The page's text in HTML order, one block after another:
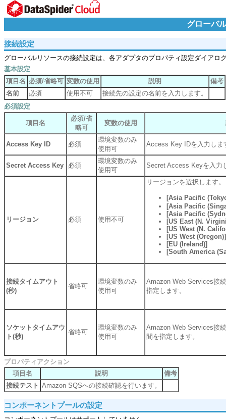
グローバ
接続設定
グローバルリソースの接続設定は、各アダプタのプロパティ設定ダイアロ
基本設定
項目名 必須/省略可 変数の使用 説明
備考
名前
必須 使用不可
接続先の設定の名前を入力します。
必須設定
項目名
必須/省
略可
変数の使用
Access Key ID 必須
環境変数のみ
使用可
Access Key IDを入力しま
Secret Access Key 必須
環境変数のみ
使用可
Secret Access Keyを入力
リージョン 必須 使用不可
リージョンを選択します。
[Asia Pacific
[Asia Pacific
[Asia Pacific
[US East (N.
[US West (N.
[US West (Oregon)]
[EU (Ireland)]
[South America
接続タイムアウト
(秒)
省略可
環境変数のみ
使用可
Amazon Web Services接
指定します。
ソケットタイムアウ
ト(秒)
省略可
環境変数のみ
使用可
Amazon Web Services接
間を指定します。
プロパティアクション
項目名
説明
備考
接続テスト Amazon SQSへの接続確認を行います。
コンポーネントプールの設定